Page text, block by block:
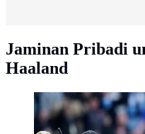
Jaminan Pribadi
Haaland
Sementara bagi
semakin kukuh di
Inggris musim ini